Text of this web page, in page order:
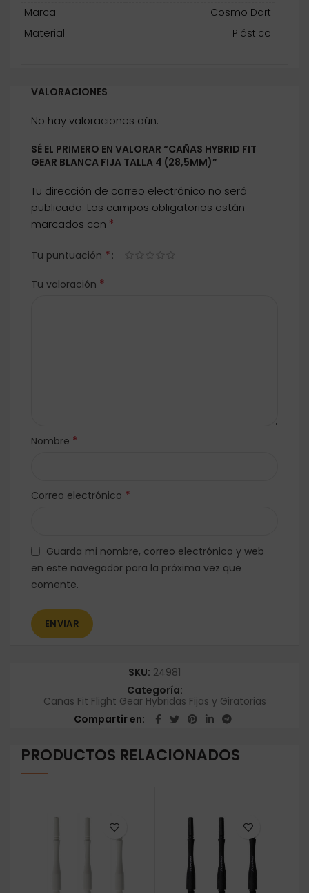
Marca Cosmo Dart
Material Plástico
VALORACIONES
No hay valoraciones aún.
SÉ EL PRIMERO EN VALORAR “CAÑAS HYBRID FIT
GEAR BLANCA FIJA TALLA 4 (28,5MM)”
Tu dirección de correo electrónico no será
publicada. Los campos obligatorios están
marcados con *
Tu puntuación *
Tu valoración *
Nombre *
Correo electrónico *
Guarda mi nombre, correo electrónico y web
en este navegador para la próxima vez que
comente.
SKU: 24981
Categoría:
Cañas Fit Flight Gear Hybridas Fijas y Giratorias
Compartir en
PRODUCTOS RELACIONADOS